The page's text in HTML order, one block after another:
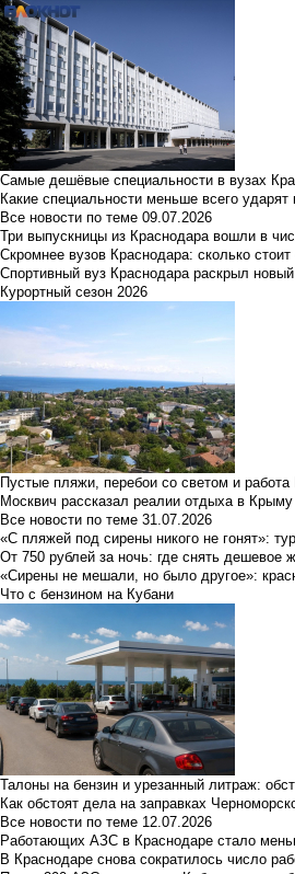
Самые дешёвые специальности в вузах
Какие специальности меньше всего ударят
Все новости по теме 09.07.2026
Три выпускницы из Краснодара вошли в
Скромнее вузов Краснодара: сколько
Спортивный вуз Краснодара раскрыл
Курортный сезон 2026
Пустые пляжи, перебои со светом и
Москвич рассказал реалии отдыха в Крыму
Все новости по теме 31.07.2026
«С пляжей под сирены никого не гонят»:
От 750 рублей за ночь: где снять дешевое
«Сирены не мешали, но было другое»:
Что с бензином на Кубани
Талоны на бензин и урезанный литраж:
Как обстоят дела на заправках
Все новости по теме 12.07.2026
Работающих АЗС в Краснодаре стало
В Краснодаре снова сократилось число